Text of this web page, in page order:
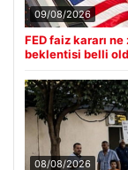
09/08/2026
FED faiz kararı
beklentisi belli
08/08/2026